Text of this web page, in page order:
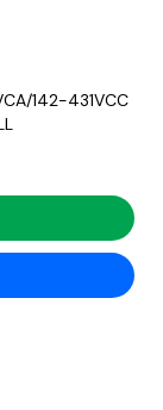
142-431VCC